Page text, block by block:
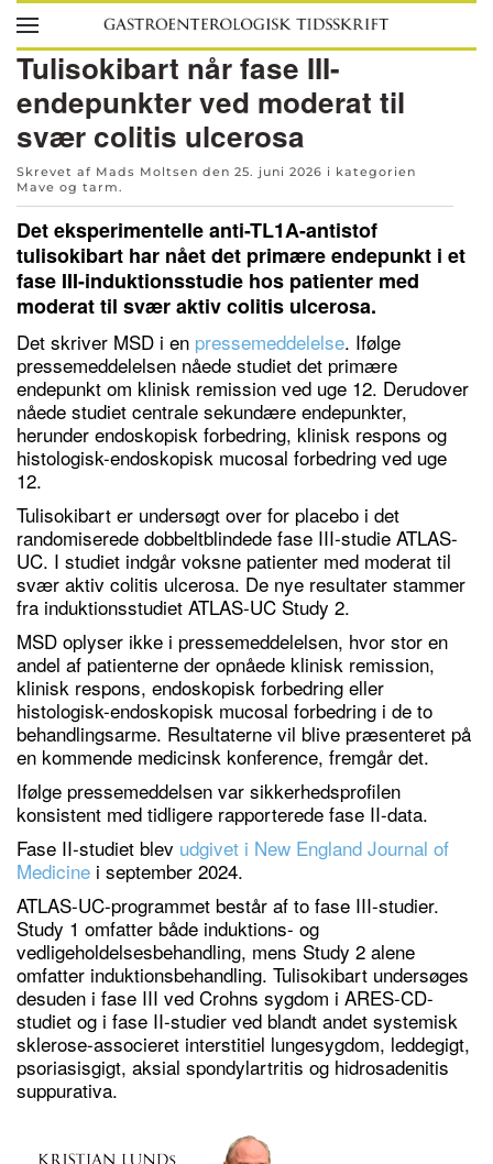
Skip to main content
Tulisokibart når fase III-
endepunkter ved moderat til
svær colitis ulcerosa
Skrevet af Mads Moltsen den 25. juni 2026 i kategorien
Mave og tarm.
Det eksperimentelle anti-TL1A-antistof
tulisokibart har nået det primære endepunkt i et
fase III-induktionsstudie hos patienter med
moderat til svær aktiv colitis ulcerosa.
Det skriver MSD i en pressemeddelelse. Ifølge
pressemeddelelsen nåede studiet det primære
endepunkt om klinisk remission ved uge 12. Derudover
nåede studiet centrale sekundære endepunkter,
herunder endoskopisk forbedring, klinisk respons og
histologisk-endoskopisk mucosal forbedring ved uge
12.
Tulisokibart er undersøgt over for placebo i det
randomiserede dobbeltblindede fase III-studie ATLAS-
UC. I studiet indgår voksne patienter med moderat til
svær aktiv colitis ulcerosa. De nye resultater stammer
fra induktionsstudiet ATLAS-UC Study 2.
MSD oplyser ikke i pressemeddelelsen, hvor stor en
andel af patienterne der opnåede klinisk remission,
klinisk respons, endoskopisk forbedring eller
histologisk-endoskopisk mucosal forbedring i de to
behandlingsarme. Resultaterne vil blive præsenteret på
en kommende medicinsk konference, fremgår det.
Ifølge pressemeddelsen var sikkerhedsprofilen
konsistent med tidligere rapporterede fase II-data.
Fase II-studiet blev udgivet i New England Journal of
Medicine i september 2024.
ATLAS-UC-programmet består af to fase III-studier.
Study 1 omfatter både induktions- og
vedligeholdelsesbehandling, mens Study 2 alene
omfatter induktionsbehandling. Tulisokibart undersøges
desuden i fase III ved Crohns sygdom i ARES-CD-
studiet og i fase II-studier ved blandt andet systemisk
sklerose-associeret interstitiel lungesygdom, leddegigt,
psoriasisgigt, aksial spondylartritis og hidrosadenitis
suppurativa.